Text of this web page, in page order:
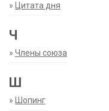
» Цитата дня
Ч
» Члены союза
Ш
» Шопинг